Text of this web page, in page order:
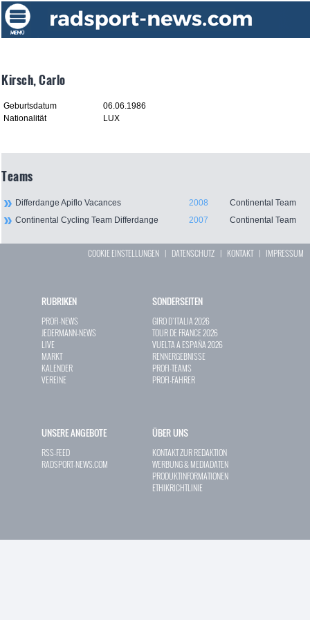
Kirsch, Carlo
Geburtsdatum
06.06.1986
Nationalität
LUX
Teams
Differdange Apiflo Vacances 2008
Continental Team
Continental Cycling Team Differdange
2007 Continental Team
COOKIE EINSTELLUNGEN | DATENSCHUTZ | KONTAKT| IMPRESSUM
RUBRIKEN
PROFI-NEWS
JEDERMANN-NEWS
LIVE
MARKT
KALENDER
VEREINE
SONDERSEITEN
GIRO D`ITALIA 2026
TOUR DE FRANCE 2026
VUELTA A ESPAÑA 2026
RENNERGEBNISSE
PROFI-TEAMS
PROFI-FAHRER
UNSERE ANGEBOTE
RSS-FEED
RADSPORT-NEWS.COM
ÜBER UNS
KONTAKT ZUR REDAKTION
WERBUNG & MEDIADATEN
PRODUKTINFORMATIONEN
ETHIKRICHTLINIE